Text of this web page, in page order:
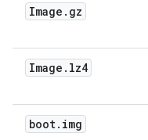
Image . gz
Image . lz4
boot. img